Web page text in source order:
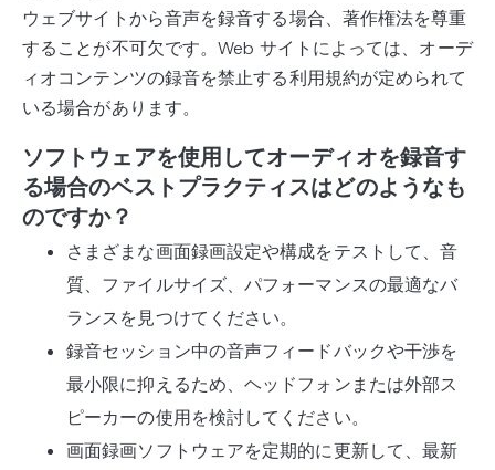
ウェブサイトから音声を録音する場合、著作権法を尊重
することが不可欠です。Web サイトによっては、オーデ
ィオコンテンツの録音を禁止する利用規約が定められて
いる場合があります。
ソフトウェアを使用してオーディオを録音す
る場合のベストプラクティスはどのようなも
のですか？
さまざまな画面録画設定や構成をテストして、音
質、ファイルサイズ、パフォーマンスの最適なバ
ランスを見つけてください。
録音セッション中の音声フィードバックや干渉を
最小限に抑えるため、ヘッドフォンまたは外部ス
ピーカーの使用を検討してください。
画面録画ソフトウェアを定期的に更新して、最新